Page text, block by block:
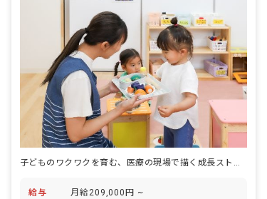
子どものワクワクを育む、医療の現場で描く成長ストーリー
給与 月給209,000円 ~